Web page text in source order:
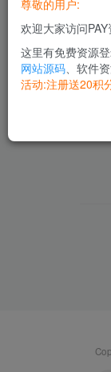
尊敬的用户:
欢迎大家访问
这里有免费资源
网站源码、软件
活动:注册送20积